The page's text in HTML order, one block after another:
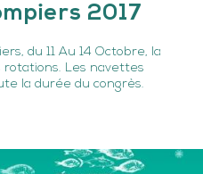
2017
du 11 Au 14 Octobre, la
Les navettes
la durée du congrès.